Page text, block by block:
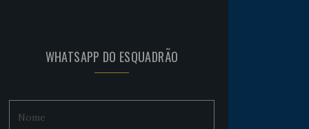
WHATSAPP DO ESQUADRÃO